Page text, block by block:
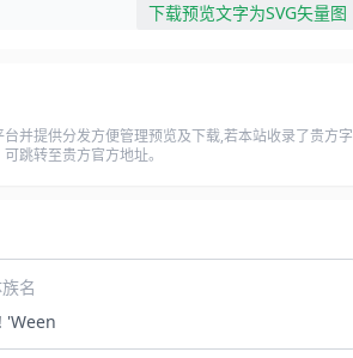
下载预览文字为SVG矢量图
并提供分发方便管理预览及下载,若本站收录了贵方字
跳转至贵方官方地址。
名
'Ween